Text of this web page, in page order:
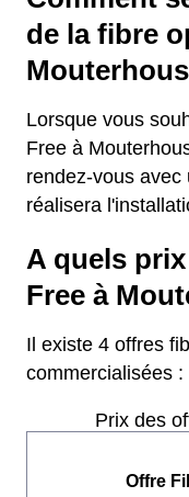
de la fibre
Lorsque vous
Free à
rendez-vous avec
réalisera
A quels
Free à
Il existe 4 offres
commercialisées :
Prix des
Offre